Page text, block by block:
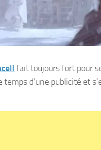
fait toujours fort pour
temps d’une publicité et